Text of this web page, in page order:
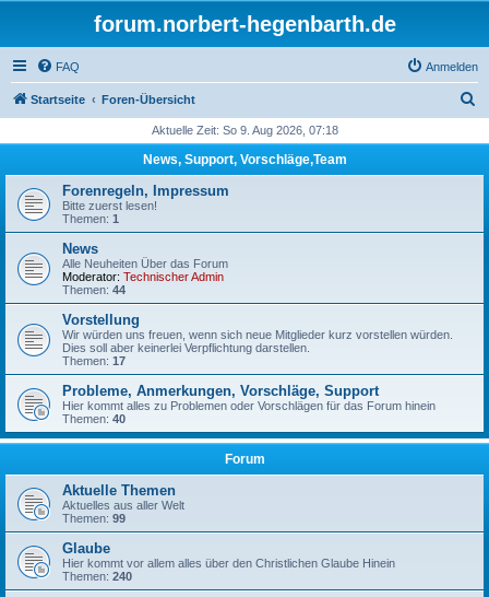
forum.norbert-hegenbarth.de
FAQ Anmelden
Startseite Foren-Übersicht
h
Aktuelle Zeit: So 9. Aug 2026, 07:18
News, Support, Vorschläge,Team
Forenregeln, Impressum
Bitte zuerst lesen!
Themen: 1
News
Alle Neuheiten Über das Forum
Moderator: Technischer Admin
Themen: 44
Vorstellung
Wir würden uns freuen, wenn sich neue Mitglieder kurz vorstellen würden.
Dies soll aber keinerlei Verpflichtung darstellen.
Themen: 17
Probleme, Anmerkungen, Vorschläge, Support
Hier kommt alles zu Problemen oder Vorschlägen für das Forum hinein
Themen: 40
Forum
Aktuelle Themen
Aktuelles aus aller Welt
Themen: 99
Glaube
Hier kommt vor allem alles über den Christlichen Glaube Hinein
Themen: 240